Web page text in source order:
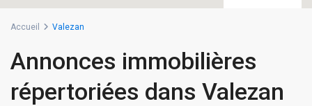
Accueil Valezan
Annonces immobilières
répertoriées dans Valezan